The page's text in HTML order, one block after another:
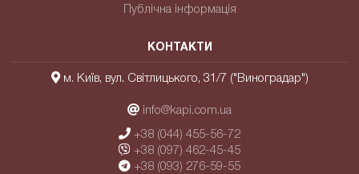
Публічна інформація
КОНТАКТИ
м. Київ, вул. Світлицького, 31/7 ("Виноградар")
info@kapi.com.ua
+38 (044) 455-56-72
+38 (097) 462-45-45
+38 (093) 276-59-55